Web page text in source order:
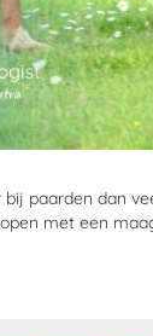
paarden dan
met een